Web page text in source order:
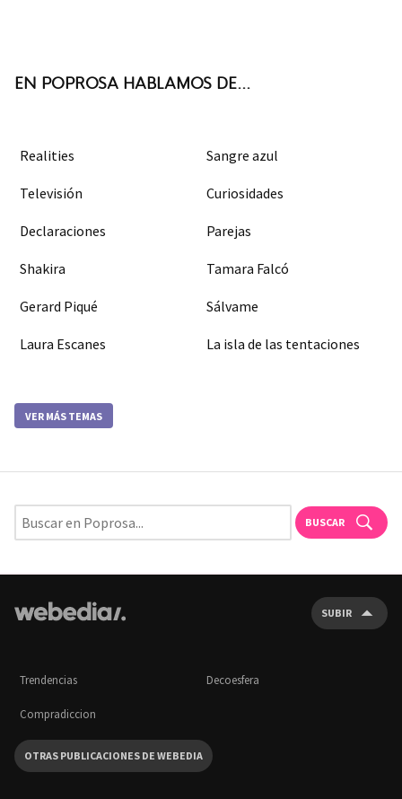
EN POPROSA HABLAMOS DE...
Realities Sangre azul
Televisión Curiosidades
Declaraciones Parejas
Shakira Tamara Falcó
Gerard Piqué Sálvame
Laura Escanes La isla de las tentaciones
VER MÁS TEMAS
BUSCAR
SUBIR
Trendencias Decoesfera
Compradiccion
OTRAS PUBLICACIONES DE WEBEDIA